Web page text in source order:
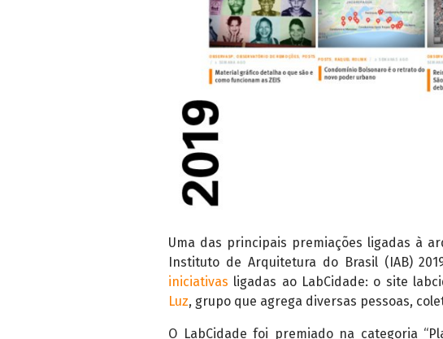
Uma das principais premiações ligadas à
Instituto de Arquitetura do Brasil (IAB)
iniciativas ligadas ao LabCidade: o site
Luz, grupo que agrega diversas pessoas,
O LabCidade foi premiado na categoria